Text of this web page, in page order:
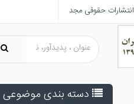
انتشارات حقوقی مجد
دسته بندی موضوعی